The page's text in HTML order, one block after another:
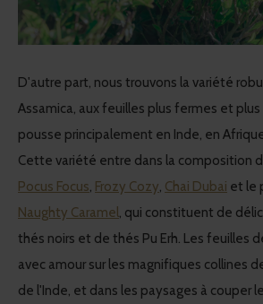
D'autre part, nous trouvons la variété
Assamica, aux feuilles plus fermes et plus
pousse principalement en Inde, en
Cette variété entre dans la composition
Pocus Focus, Frozy Cozy, Chai Dubai et le
Naughty Caramel, qui constituent de
thés noirs et de thés Pu Erh. Les feuilles
avec amour sur les magnifiques collines
de l'Inde, et dans les paysages à couper